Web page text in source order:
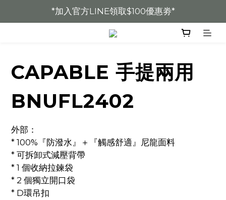
* 加入會員全館8折 *
*加入官方LINE領取$100優惠劵*
* 加入會員全館8折 *
CAPABLE 手提兩用
BNUFL2402
外部：
* 100%『防潑水』＋『觸感舒適』尼龍面料
* 可拆卸式減壓背帶
* 1 個收納拉鍊袋
* 2 個獨立開口袋
* D環吊扣